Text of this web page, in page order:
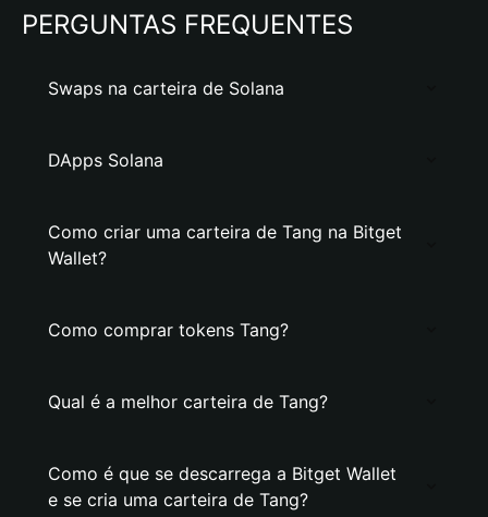
PERGUNTAS FREQUENTES
Swaps na carteira de Solana
DApps Solana
Como criar uma carteira de Tang na Bitget
Wallet?
Como comprar tokens Tang?
Qual é a melhor carteira de Tang?
Como é que se descarrega a Bitget Wallet
e se cria uma carteira de Tang?